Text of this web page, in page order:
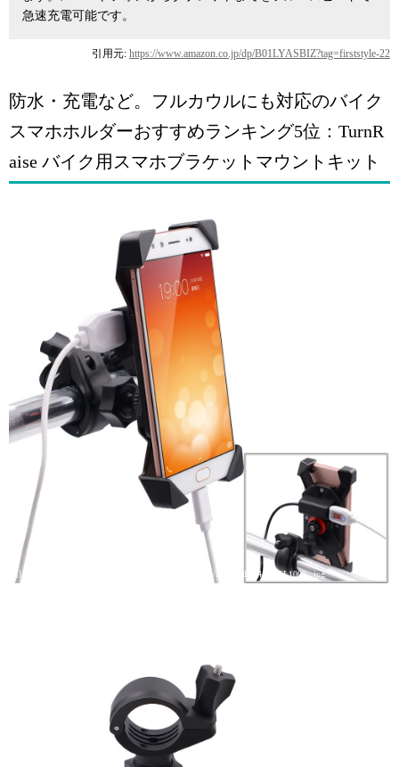
急速充電可能です。
引用元: https://www.amazon.co.jp/dp/B01LYASBIZ?tag=firststyle-22
防水・充電など。フルカウルにも対応のバイク
スマホホルダーおすすめランキング5位：TurnR
aise バイク用スマホブラケットマウントキット
引用: https://images-na.ssl-images-amazon.com/images/I/61hOalma4JL._SL1000_.jpg